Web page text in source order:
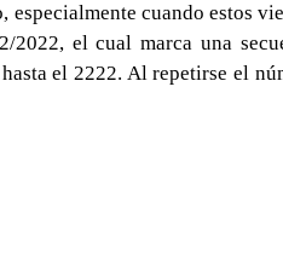
cuando estos
2022, el cual marca una
el 2222. Al repetirse el